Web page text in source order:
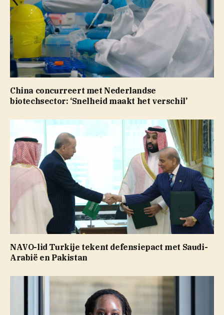
China concurreert met Nederlandse
biotechsector: ‘Snelheid maakt het verschil’
NAVO-lid Turkije tekent defensiepact met Saudi-
Arabië en Pakistan